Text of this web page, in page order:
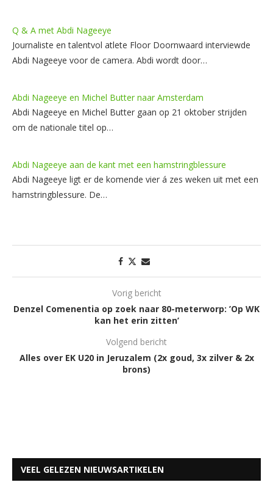
Q & A met Abdi Nageeye
Journaliste en talentvol atlete Floor Doornwaard interviewde
Abdi Nageeye voor de camera. Abdi wordt door…
Abdi Nageeye en Michel Butter naar Amsterdam
Abdi Nageeye en Michel Butter gaan op 21 oktober strijden
om de nationale titel op…
Abdi Nageeye aan de kant met een hamstringblessure
Abdi Nageeye ligt er de komende vier á zes weken uit met een
hamstringblessure. De…
Vorig bericht
Denzel Comenentia op zoek naar 80-meterworp: ’Op WK
kan het erin zitten’
Volgend bericht
Alles over EK U20 in Jeruzalem (2x goud, 3x zilver & 2x
brons)
VEEL GELEZEN NIEUWSARTIKELEN